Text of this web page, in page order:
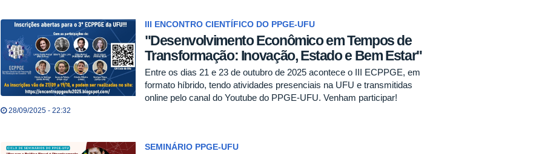
III ENCONTRO CIENTÍFICO DO PPGE-UFU
"Desenvolvimento Econômico em Tempos de
Transformação: Inovação, Estado e Bem Estar"
Entre os dias 21 e 23 de outubro de 2025 acontece o III ECPPGE, em
formato híbrido, tendo atividades presenciais na UFU e transmitidas
online pelo canal do Youtube do PPGE-UFU. Venham participar!
28/09/2025 - 22:32
SEMINÁRIO PPGE-UFU